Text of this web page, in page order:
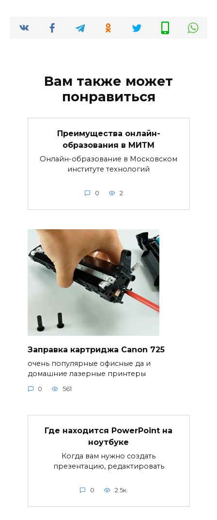
Вам также может
понравиться
Преимущества онлайн-
образования в МИТМ
Онлайн-образование в Московском
институте технологий
0 2
Заправка картриджа Canon 725
очень популярные офисные да и
домашние лазерные принтеры
0 561
Где находится PowerPoint на
ноутбуке
Когда вам нужно создать
презентацию, редактировать
0 2.5к.